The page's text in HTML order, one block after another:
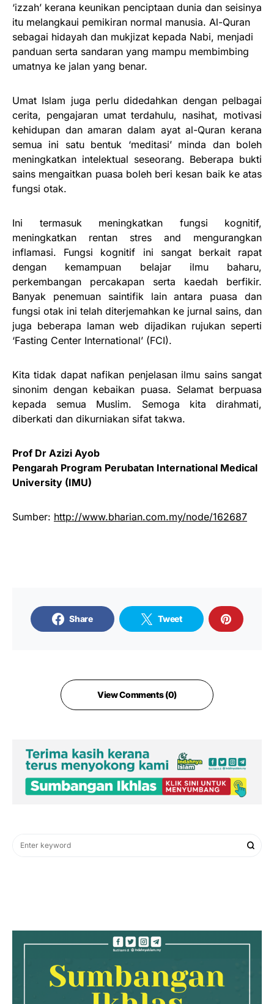
‘izzah’ kerana keunikan penciptaan dunia dan seisinya
itu melangkaui pemikiran normal manusia. Al-Quran
sebagai hidayah dan mukjizat kepada Nabi, menjadi
panduan serta sandaran yang mampu membimbing
umatnya ke jalan yang benar.
Umat Islam juga perlu didedahkan dengan pelbagai
cerita, pengajaran umat terdahulu, nasihat, motivasi
kehidupan dan amaran dalam ayat al-Quran kerana
semua ini satu bentuk ‘meditasi’ minda dan boleh
meningkatkan intelektual seseorang. Beberapa bukti
sains mengaitkan puasa boleh beri kesan baik ke atas
fungsi otak.
Ini termasuk meningkatkan fungsi kognitif,
meningkatkan rentan stres and mengurangkan
inflamasi. Fungsi kognitif ini sangat berkait rapat
dengan kemampuan belajar ilmu baharu,
perkembangan percakapan serta kaedah berfikir.
Banyak penemuan saintifik lain antara puasa dan
fungsi otak ini telah diterjemahkan ke jurnal sains, dan
juga beberapa laman web dijadikan rujukan seperti
‘Fasting Center International’ (FCI).
Kita tidak dapat nafikan penjelasan ilmu sains sangat
sinonim dengan kebaikan puasa. Selamat berpuasa
kepada semua Muslim. Semoga kita dirahmati,
diberkati dan dikurniakan sifat takwa.
Prof Dr Azizi Ayob
Pengarah Program Perubatan International Medical
University (IMU)
Sumber: http://www.bharian.com.my/node/162687
Share Tweet
View Comments (0)